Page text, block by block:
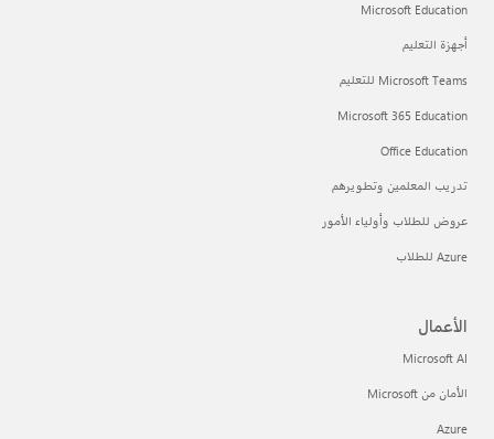
Microsoft Education
أجهزة التعليم
Microsoft Teams للتعليم
Microsoft 365 Education
Office Education
تدريب المعلمين وتطويرهم
عروض للطلاب وأولياء الأمور
Azure للطلاب
الأعمال
Microsoft AI
الأمان من Microsoft
Azure